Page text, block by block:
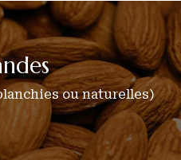
ou naturelles)